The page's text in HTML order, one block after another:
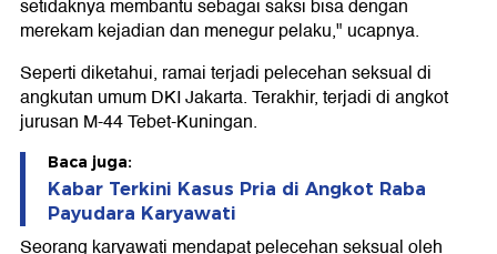
setidaknya membantu sebagai saksi bisa dengan
merekam kejadian dan menegur pelaku," ucapnya.
Seperti diketahui, ramai terjadi pelecehan seksual di
angkutan umum DKI Jakarta. Terakhir, terjadi di angkot
jurusan M-44 Tebet-Kuningan.
Baca juga:
Kabar Terkini Kasus Pria di Angkot Raba
Payudara Karyawati
Seorang karyawati mendapat pelecehan seksual oleh